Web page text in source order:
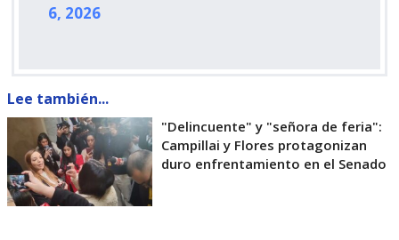
6, 2026
Lee también...
"Delincuente" y "señora de feria":
Campillai y Flores protagonizan
duro enfrentamiento en el Senado